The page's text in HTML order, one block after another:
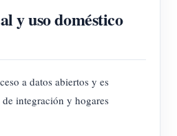
y uso doméstico
a datos abiertos y es
integración y hogares